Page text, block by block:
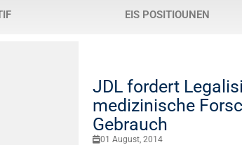
EIS POSITIOUNEN
JDL fordert
medizinische
Gebrauch
01 August, 2014